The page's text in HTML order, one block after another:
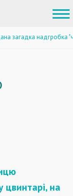
загадка надгробка
цвинтарі, на